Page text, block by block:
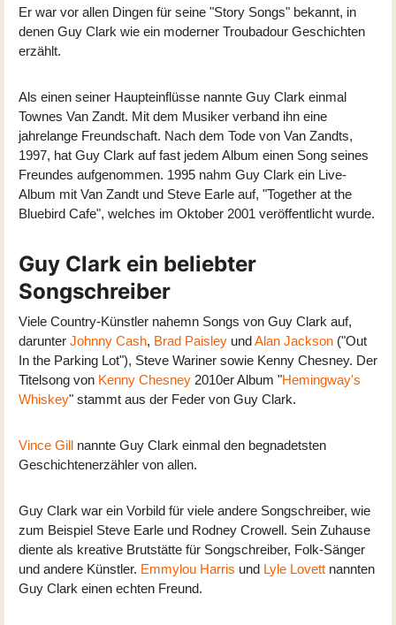
Er war vor allen Dingen für seine "Story Songs" bekannt, in
denen Guy Clark wie ein moderner Troubadour Geschichten
erzählt.
Als einen seiner Haupteinflüsse nannte Guy Clark einmal
Townes Van Zandt. Mit dem Musiker verband ihn eine
jahrelange Freundschaft. Nach dem Tode von Van Zandts,
1997, hat Guy Clark auf fast jedem Album einen Song seines
Freundes aufgenommen. 1995 nahm Guy Clark ein Live-
Album mit Van Zandt und Steve Earle auf, "Together at the
Bluebird Cafe", welches im Oktober 2001 veröffentlicht wurde.
Guy Clark ein beliebter
Songschreiber
Viele Country-Künstler nahemn Songs von Guy Clark auf,
darunter Johnny Cash, Brad Paisley undAlan Jackson ("Out
In the Parking Lot"), Steve Wariner sowie Kenny Chesney. Der
Titelsong von Kenny Chesney 2010er Album "Hemingway's
Whiskey" stammt aus der Feder von Guy Clark.
Vince Gill nannte Guy Clark einmal den begnadetsten
Geschichtenerzähler von allen.
Guy Clark war ein Vorbild für viele andere Songschreiber, wie
zum Beispiel Steve Earle und Rodney Crowell. Sein Zuhause
diente als kreative Brutstätte für Songschreiber, Folk-Sänger
und andere Künstler. Emmylou Harris und Lyle Lovett nannten
Guy Clark einen echten Freund.